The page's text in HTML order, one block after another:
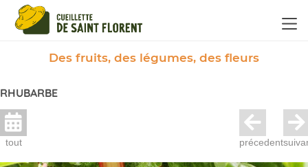
Des fruits, des légumes, des fleurs
RHUBARBE
tout précedent
Panneau de gestion des cookies